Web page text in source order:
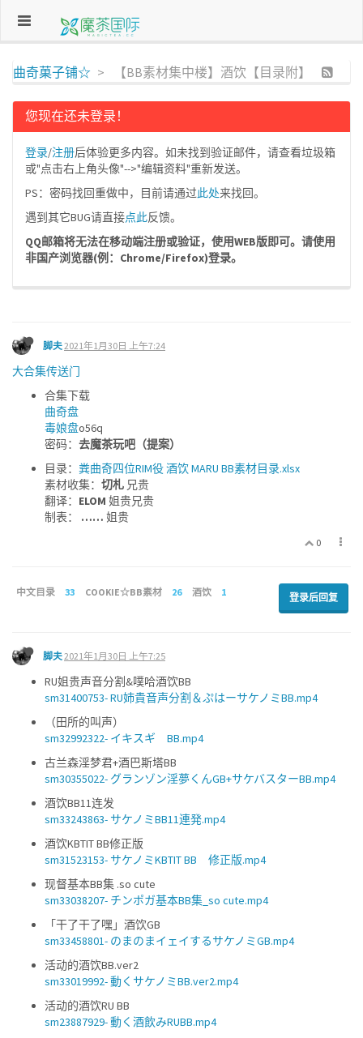
曲奇菓子铺☆ 【BB素材集中楼】酒饮【目录附】
您现在还未登录！
登录/注册后体验更多内容。如未找到验证邮件，请查看垃圾箱
或"点击右上角头像"-->"编辑资料"重新发送。
PS：密码找回重做中，目前请通过此处来找回。
遇到其它BUG请直接点此反馈。
QQ邮箱将无法在移动端注册或验证，使用WEB版即可。请使用
非国产浏览器(例：Chrome/Firefox)登录。
脚夫2021年1月30日 上午7:24
大合集传送门
合集下载
曲奇盘
毒娘盘o56q
密码： 去魔茶玩吧（提案）
目录： 粪曲奇四位RIM役 酒饮 MARU BB素材目录.xlsx
素材收集： 切札 兄贵
翻译： ELOM 姐贵兄贵
制表： …… 姐贵
0
中文目录 33 COOKIE☆BB素材 26 酒饮 1 登录后回复
脚夫2021年1月30日 上午7:25
RU姐贵声音分割&噗哈酒饮BB
sm31400753- RU姉貴音声分割＆ぷはーサケノミBB.mp4
（田所的叫声）
sm32992322- イキスギ BB.mp4
古兰森淫梦君+酒巴斯塔BB
sm30355022- グランゾン淫夢くんGB+サケバスターBB.mp4
酒饮BB11连发
sm33243863- サケノミBB11連発.mp4
酒饮KBTIT BB修正版
sm31523153- サケノミKBTIT BB 修正版.mp4
现督基本BB集 .so cute
sm33038207- チンポガ基本BB集_so cute.mp4
「干了干了嘿」酒饮GB
sm33458801- のまのまイェイするサケノミGB.mp4
活动的酒饮BB.ver2
sm33019992- 動くサケノミBB.ver2.mp4
活动的酒饮RU BB
sm23887929- 動く酒飲みRUBB.mp4